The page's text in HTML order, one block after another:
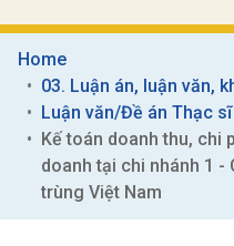
Home
03. Luận án, luận văn,
Luận văn/Đề án Thạc
Kế toán doanh thu, chi
doanh tại chi nhánh 1 -
trùng Việt Nam